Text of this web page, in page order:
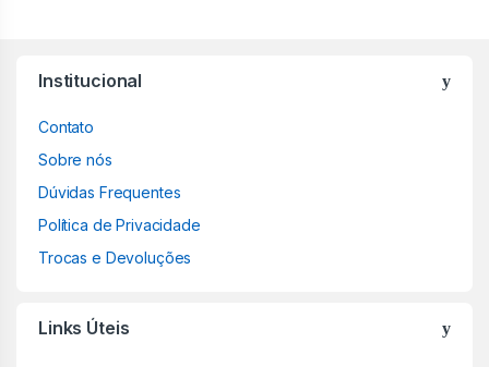
Institucional
Contato
Sobre nós
Dúvidas Frequentes
Política de Privacidade
Trocas e Devoluções
Links Úteis